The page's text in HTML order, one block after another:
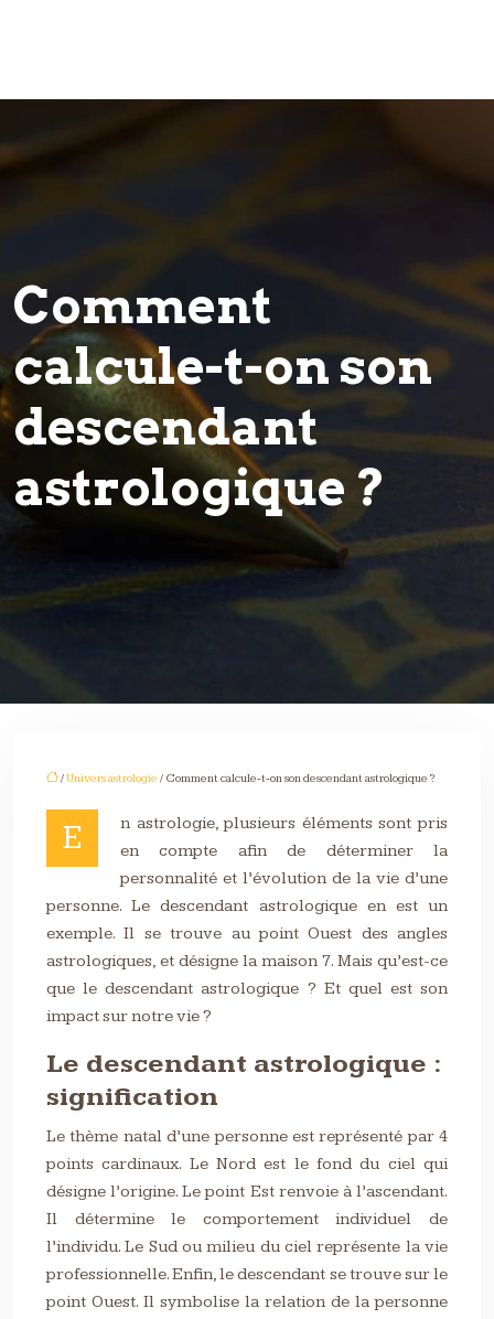
Comment
calcule-t-on son
descendant
astrologique ?
/Univers astrologie / Comment calcule-t-on son descendant astrologique ?
E
n astrologie, plusieurs éléments sont pris
en compte afin de déterminer la
personnalité et l’évolution de la vie d’une
personne. Le descendant astrologique en est un
exemple. Il se trouve au point Ouest des angles
astrologiques, et désigne la maison 7. Mais qu’est-ce
que le descendant astrologique ? Et quel est son
impact sur notre vie ?
Le descendant astrologique :
signification
Le thème natal d’une personne est représenté par 4
points cardinaux. Le Nord est le fond du ciel qui
désigne l’origine. Le point Est renvoie à l’ascendant.
Il détermine le comportement individuel de
l’individu. Le Sud ou milieu du ciel représente la vie
professionnelle. Enfin, le descendant se trouve sur le
point Ouest. Il symbolise la relation de la personne